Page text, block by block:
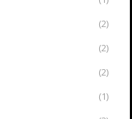
(2)
(2)
(2)
(1)